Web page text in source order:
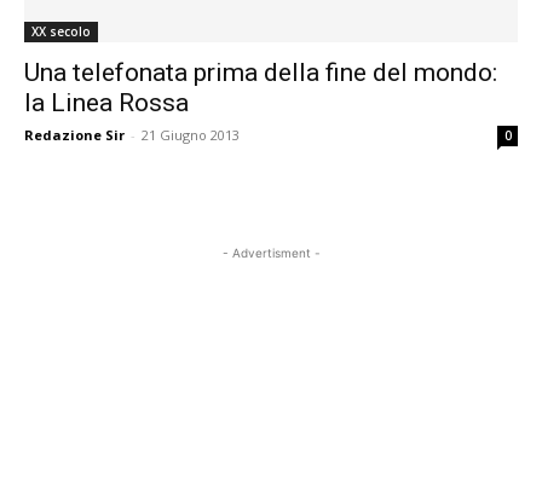
XX secolo
Una telefonata prima della fine del mondo:
la Linea Rossa
Redazione Sir - 21 Giugno 2013 0
- Advertisment -